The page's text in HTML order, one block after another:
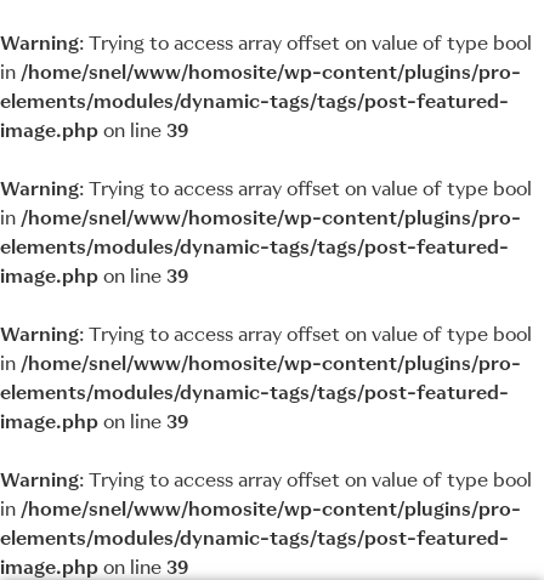
Warning: Trying to access array offset on value of type bool
in /home/snel/www/homosite/wp-content/plugins/pro-
elements/modules/dynamic-tags/tags/post-featured-
image.php on line 39
Warning: Trying to access array offset on value of type bool
in /home/snel/www/homosite/wp-content/plugins/pro-
elements/modules/dynamic-tags/tags/post-featured-
image.php on line 39
Warning: Trying to access array offset on value of type bool
in /home/snel/www/homosite/wp-content/plugins/pro-
elements/modules/dynamic-tags/tags/post-featured-
image.php on line 39
Warning: Trying to access array offset on value of type bool
in /home/snel/www/homosite/wp-content/plugins/pro-
elements/modules/dynamic-tags/tags/post-featured-
image.php on line 39